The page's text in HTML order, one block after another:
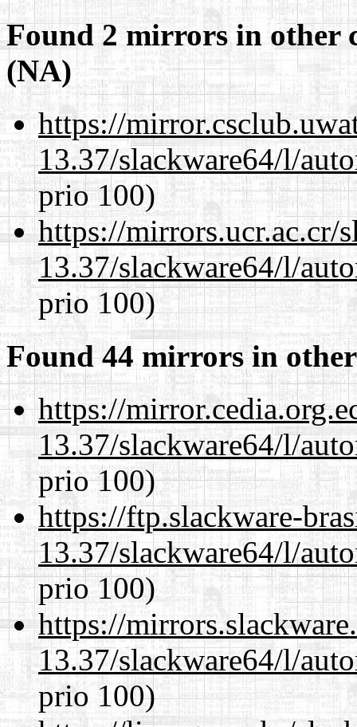
Found 2 mirrors in other
(NA)
https://
13.37/slackware64/l/
prio 100)
https://mirrors.ucr.ac.cr/
13.37/slackware64/l/
prio 100)
Found 44 mirrors in
https://
13.37/slackware64/l/
prio 100)
https://ftp.slackware-
13.37/slackware64/l/
prio 100)
https://
13.37/slackware64/l/
prio 100)